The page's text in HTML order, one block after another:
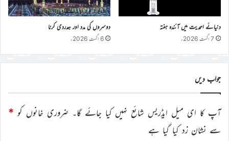
دنیائے احمدیت میں آئندہ ہفتہ
7 اگست 2026ء
دوسروں کی مدد اور ہمدردی کرنا
6 اگست 2026ء
جواب دیں
آپ کا ای میل ایڈریس شائع نہیں کیا جائے گا۔ ضروری خانوں کو *
سے نشان زد کیا گیا ہے